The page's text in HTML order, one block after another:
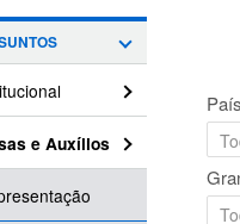
e Auxílios
País